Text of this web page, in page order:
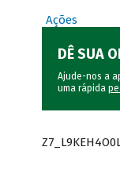
Ações
DÊ SUA
Ajude-nos a
uma rápida